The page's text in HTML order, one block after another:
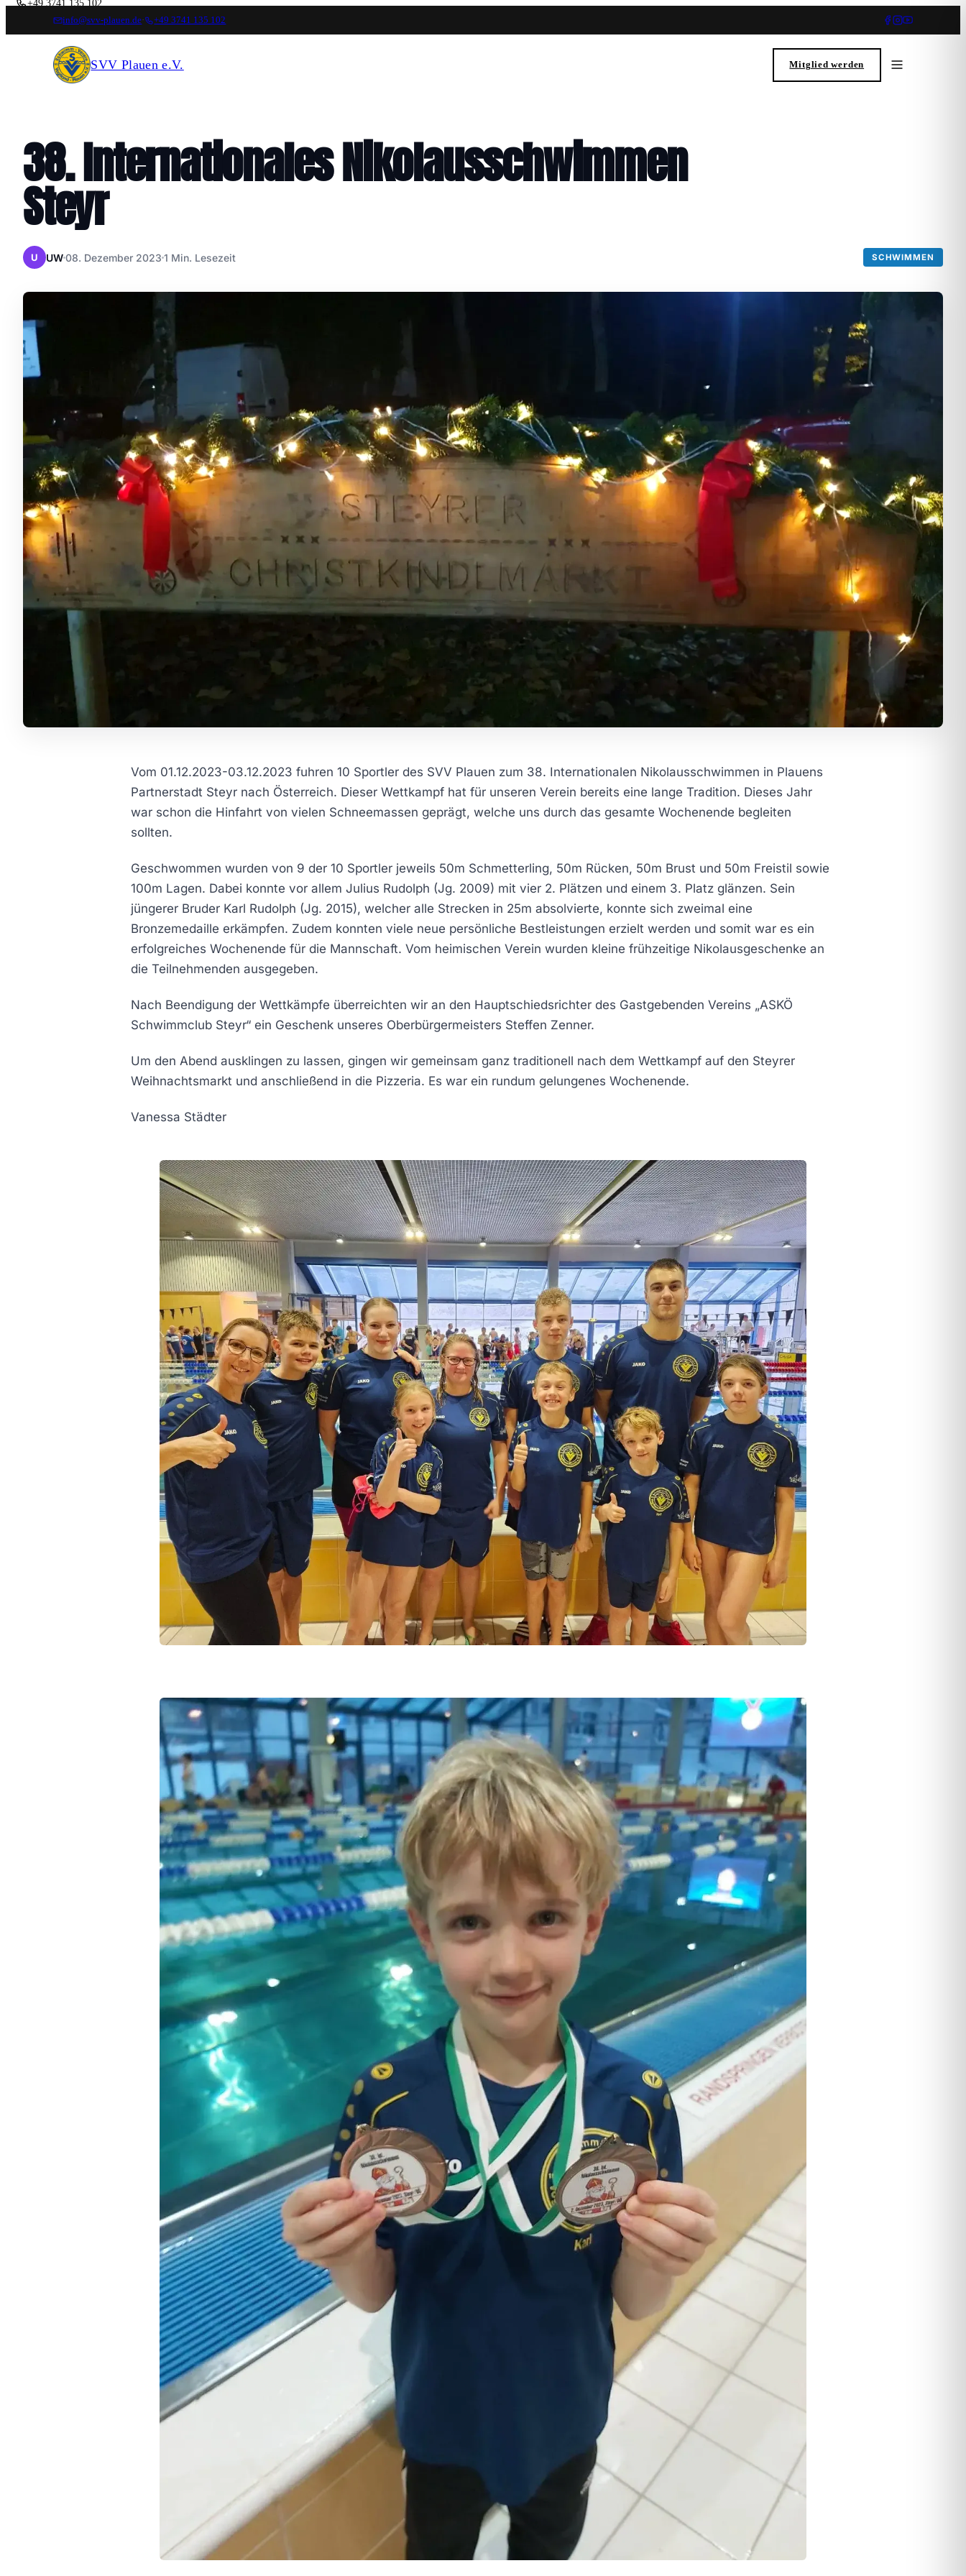
info@svv-plauen.de· +49 3741 135 102
SVV Plauen e.V. Mitglied werden
+49 3741 135 102
38. Internationales Nikolausschwimmen
Steyr
U UW08. Dezember 2023 1 Min. Lesezeit SCHWIMMEN
Vom 01.12.2023-03.12.2023 fuhren 10 Sportler des SVV Plauen zum 38. Internationalen Nikolausschwimmen in Plauens
Partnerstadt Steyr nach Österreich. Dieser Wettkampf hat für unseren Verein bereits eine lange Tradition. Dieses Jahr
war schon die Hinfahrt von vielen Schneemassen geprägt, welche uns durch das gesamte Wochenende begleiten
sollten.
Geschwommen wurden von 9 der 10 Sportler jeweils 50m Schmetterling, 50m Rücken, 50m Brust und 50m Freistil sowie
100m Lagen. Dabei konnte vor allem Julius Rudolph (Jg. 2009) mit vier 2. Plätzen und einem 3. Platz glänzen. Sein
jüngerer Bruder Karl Rudolph (Jg. 2015), welcher alle Strecken in 25m absolvierte, konnte sich zweimal eine
Bronzemedaille erkämpfen. Zudem konnten viele neue persönliche Bestleistungen erzielt werden und somit war es ein
erfolgreiches Wochenende für die Mannschaft. Vom heimischen Verein wurden kleine frühzeitige Nikolausgeschenke an
die Teilnehmenden ausgegeben.
Nach Beendigung der Wettkämpfe überreichten wir an den Hauptschiedsrichter des Gastgebenden Vereins „ASKÖ
Schwimmclub Steyr“ ein Geschenk unseres Oberbürgermeisters Steffen Zenner.
Um den Abend ausklingen zu lassen, gingen wir gemeinsam ganz traditionell nach dem Wettkampf auf den Steyrer
Weihnachtsmarkt und anschließend in die Pizzeria. Es war ein rundum gelungenes Wochenende.
Vanessa Städter